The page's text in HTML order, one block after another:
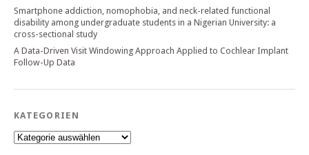
Smartphone addiction, nomophobia, and neck-related functional
disability among undergraduate students in a Nigerian University: a
cross-sectional study
A Data-Driven Visit Windowing Approach Applied to Cochlear Implant
Follow-Up Data
KATEGORIEN
Kategorien